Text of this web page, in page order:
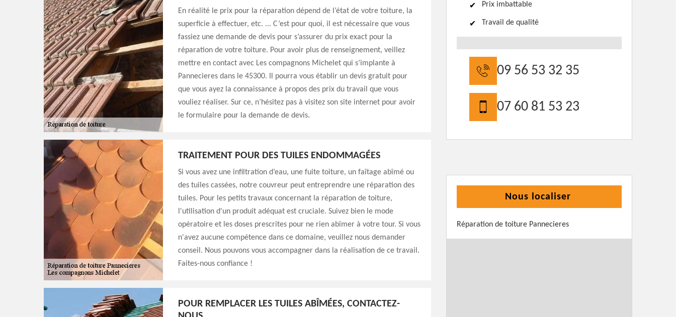
En réalité le prix pour la réparation dépend de l’état de votre toiture, la
superficie à effectuer, etc. ... C’est pour quoi, il est nécessaire que vous
fassiez une demande de devis pour s’assurer du prix exact pour la
réparation de votre toiture. Pour avoir plus de renseignement, veillez
mettre en contact avec Les compagnons Michelet qui s’implante à
Pannecieres dans le 45300. Il pourra vous établir un devis gratuit pour
que vous ayez la connaissance à propos des prix du travail que vous
vouliez réaliser. Sur ce, n’hésitez pas à visitez son site internet pour avoir
le formulaire pour la demande de devis.
TRAITEMENT POUR DES TUILES ENDOMMAGÉES
Si vous avez une infiltration d’eau, une fuite toiture, un faîtage abîmé ou
des tuiles cassées, notre couvreur peut entreprendre une réparation des
tuiles. Pour les petits travaux concernant la réparation de toiture,
l'utilisation d'un produit adéquat est cruciale. Suivez bien le mode
opératoire et les doses prescrites pour ne rien abîmer à votre tour. Si vous
n'avez aucune compétence dans ce domaine, veuillez nous demander
conseil. Nous pouvons vous accompagner dans la réalisation de ce travail.
Faites-nous confiance !
POUR REMPLACER LES TUILES ABÎMÉES, CONTACTEZ-
Prix imbattable
Travail de qualité
09 56 53 32 35
07 60 81 53 23
Nous localiser
Réparation de toiture Pannecieres